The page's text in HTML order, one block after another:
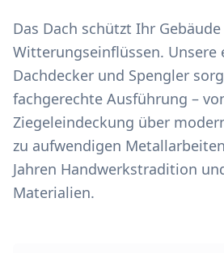
Das Dach schützt Ihr
Witterungseinflüssen. Unsere
Dachdecker und Spengler
fachgerechte Ausführung –
Ziegeleindeckung über
zu aufwendigen
Jahren Handwerkstradition
Materialien.